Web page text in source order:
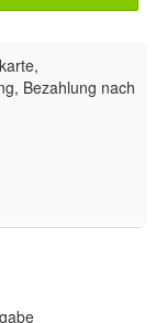
Bezahlung nach